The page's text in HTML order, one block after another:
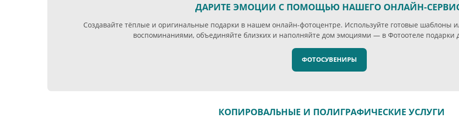
ДАРИТЕ ЭМОЦИИ С ПОМОЩЬЮ НАШЕГО ОНЛАЙН-
Создавайте тёплые и оригинальные подарки в нашем онлайн-фотоцентре. Используйте готовые шаблоны
воспоминаниями, объединяйте близких и наполняйте дом эмоциями — в Фотоотеле подарки
ФОТОСУВЕНИРЫ
КОПИРОВАЛЬНЫЕ И ПОЛИГРАФИЧЕСКИЕ УСЛУГИ